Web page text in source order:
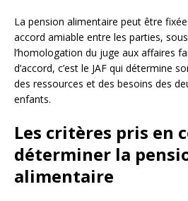
La pension alimentaire peut être fixée
accord amiable entre les parties,
l’homologation du juge aux affaires
d’accord, c’est le JAF qui détermine
des ressources et des besoins des
enfants.
Les critères pris en
déterminer la
alimentaire